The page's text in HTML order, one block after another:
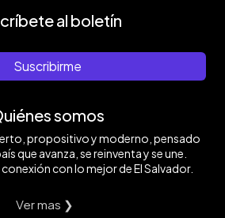
al boletín
Suscribirme
somos
propositivo y moderno, pensado
que avanza, se reinventa y se une.
con lo mejor de El Salvador.
Ver mas ❯